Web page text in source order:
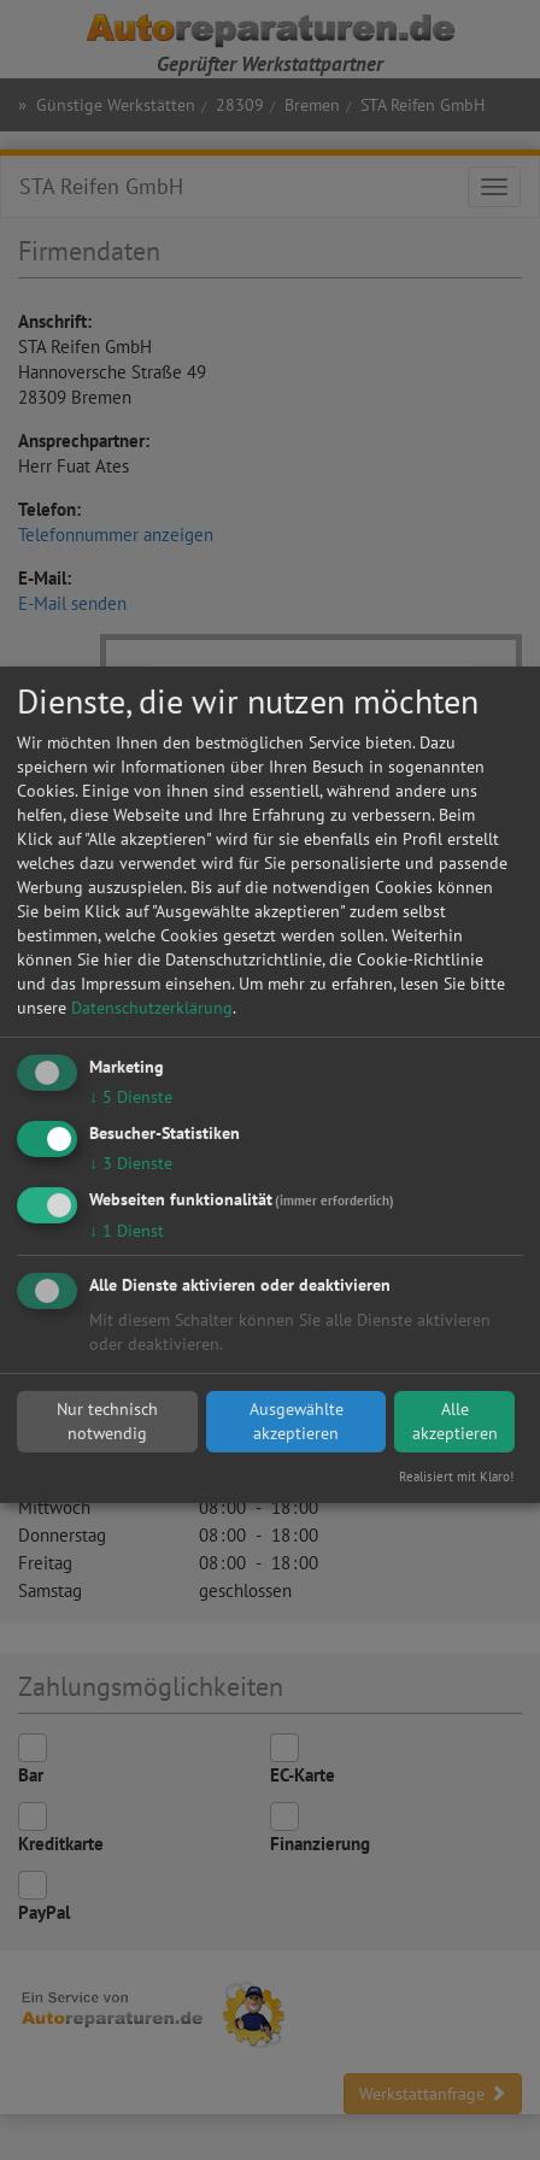
Geprüfter Werkstattpartner
» Günstige Werkstätten 28309 Bremen STA Reifen GmbH
STA Reifen GmbH
Firmendaten
Anschrift:
STA Reifen GmbH
Hannoversche Straße 49
28309 Bremen
Ansprechpartner:
Herr Fuat Ates
Telefon:
Telefonnummer anzeigen
E-Mail:
E-Mail senden
Besonderheiten
KfZ-Gewerbe:
Meisterwerkstatt:
Zertifiziert nach ISO 900X:
nein
Innungsmitglied:
nein
Öffnungszeiten
Montag 08:00 - 18:00
Mittwoch
08:00 - 18:00
Donnerstag
08 :00 - 18 :00
Freitag
08 :00 - 18 :00
Samstag
geschlossen
Zahlungsmöglichkeiten
Bar EC-Karte
Kreditkarte Finanzierung
PayPal
Werkstattanfrage
Dienste, die wir nutzen möchten
Wir möchten Ihnen den bestmöglichen Service bieten. Dazu
speichern wir Informationen über Ihren Besuch in sogenannten
Cookies. Einige von ihnen sind essentiell, während andere uns
helfen, diese Webseite und Ihre Erfahrung zu verbessern. Beim
Klick auf "Alle akzeptieren" wird für sie ebenfalls ein Profil erstellt
welches dazu verwendet wird für Sie personalisierte und passende
Werbung auszuspielen. Bis auf die notwendigen Cookies können
Sie beim Klick auf "Ausgewählte akzeptieren" zudem selbst
bestimmen, welche Cookies gesetzt werden sollen. Weiterhin
können Sie hier die Datenschutzrichtlinie, die Cookie-Richtlinie
und das Impressum einsehen. Um mehr zu erfahren, lesen Sie bitte
unsere Datenschutzerklärung.
Marketing
↓ 5 Dienste
Besucher-Statistiken
↓ 3 Dienste
Webseiten funktionalität(immer erforderlich)
↓ 1 Dienst
Alle Dienste aktivieren oder deaktivieren
Mit diesem Schalter können Sie alle Dienste aktivieren
oder deaktivieren.
Nur technisch
notwendig
Ausgewählte
akzeptieren
Alle
akzeptieren
Realisiert mit Klaro!